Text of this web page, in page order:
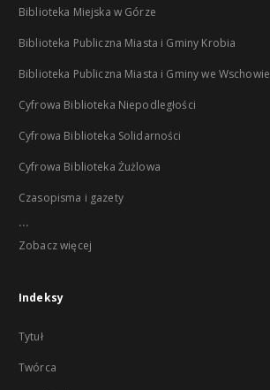
Biblioteka Miejska w Górze
Biblioteka Publiczna Miasta i Gminy Krobia
Biblioteka Publiczna Miasta i Gminy we Wschowie
Cyfrowa Biblioteka Niepodległości
Cyfrowa Biblioteka Solidarności
Cyfrowa Biblioteka Żużlowa
Czasopisma i gazety
...
Zobacz więcej
Indeksy
Tytuł
Twórca